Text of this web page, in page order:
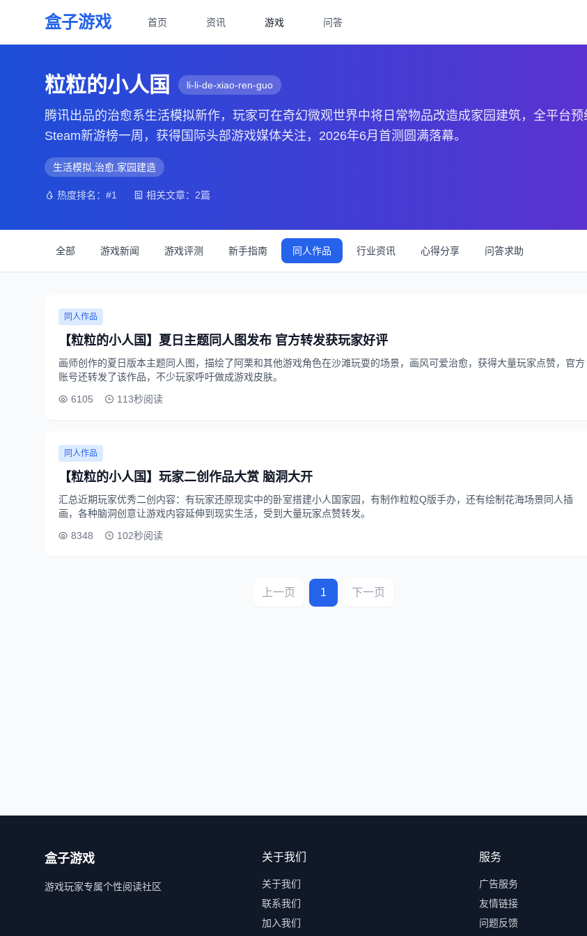
盒子游戏 首页 资讯 游戏 问答
粒粒的小人国 li-li-de-xiao-ren-guo
腾讯出品的治愈系生活模拟新作，玩家可在奇幻微观世界中将日常物品改造成家园建筑，全平台
Steam新游榜一周，获得国际头部游戏媒体关注，2026年6月首测圆满落幕。
生活模拟,治愈,家园建造
热度排名：#1 相关文章：2篇
全部 游戏新闻 游戏评测 新手指南 同人作品 行业资讯 心得分享 问答求助
同人作品
【粒粒的小人国】夏日主题同人图发布 官方转发获玩家好评
画师创作的夏日版本主题同人图，描绘了阿栗和其他游戏角色在沙滩玩耍的场景，画风可爱治愈，获得大量玩家点赞，官方
账号还转发了该作品，不少玩家呼吁做成游戏皮肤。
6105
113秒阅读
同人作品
【粒粒的小人国】玩家二创作品大赏 脑洞大开
汇总近期玩家优秀二创内容：有玩家还原现实中的卧室搭建小人国家园，有制作粒粒Q版手办，还有绘制花海场景同人插
画，各种脑洞创意让游戏内容延伸到现实生活，受到大量玩家点赞转发。
8348
102秒阅读
上一页 1 下一页
盒子游戏
游戏玩家专属个性阅读社区
关于我们
关于我们
联系我们
加入我们
服务
广告服务
友情链接
问题反馈